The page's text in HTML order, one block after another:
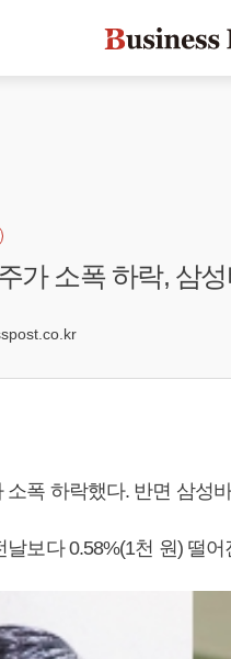
가 소폭 하락, 삼
소폭 하락했다. 반면 삼성
보다 0.58%(1천 원) 떨